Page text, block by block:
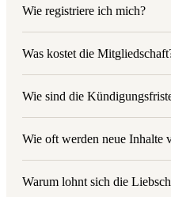
Wie registriere ich mich?
Was kostet die
Wie sind die
Wie oft werden neue Inhalte
Warum lohnt sich die